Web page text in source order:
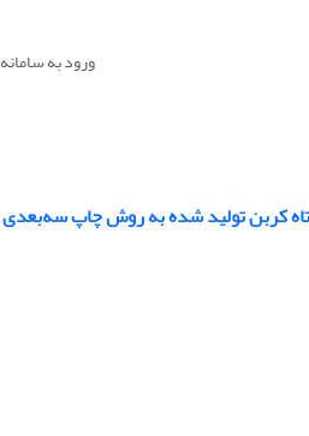
ورود به سامانه
کربن تولید شده به روش چاپ سه‌بعدی